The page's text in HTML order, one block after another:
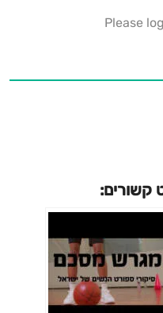
Please
קשורים: